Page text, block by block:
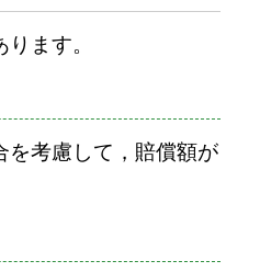
ます。
を考慮して，賠償額が